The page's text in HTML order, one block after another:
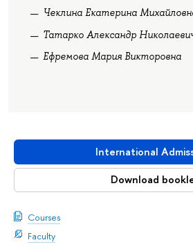
International
Download
Courses
Faculty
Чеклина Екатерина
Татарко Александр
Ефремова Мария Викторовна